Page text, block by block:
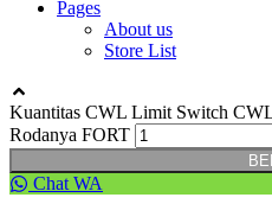
Pages
About us
Store List
Kuantitas CWL Limit Switch
Rodanya FORT
Chat WA